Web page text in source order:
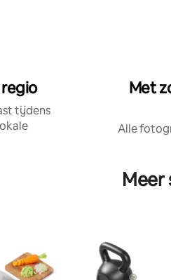
tijdens
Met
Alle
Meer